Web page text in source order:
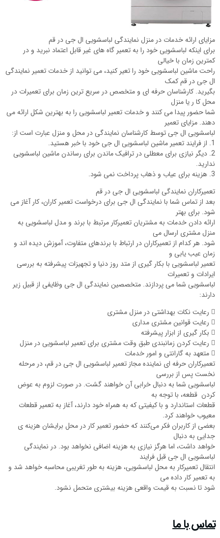
مزایای ارائه خدمات در منزل نمایندگی لباسشویی ال جی در قم
برای اینکه لباسشویی خود را به تعمیر گاه های غیر قابل اعتماد نبرید و در
کمترین زمان با خیالی
راحت ماشین لباسشویی خود را تعیر کنید، می توانید از خدمات تعمیر نمایندگی
ال جی در قم کمک
بگیرید. کارشناسان حرفه ای و متخصص در سریع ترین زمان برای تعمیرات در
محل کا ر یا منزل
شما حضور پیدا می کنند و خدمات تعمیر لباسشویی را به بهترین شکل ارائه می
دهند. مزایای تعمیر
لباسشویی ال جی توسط کارشناسان نمایندگی در محل و منزل عبارت است از:
1. از فرایند تعمیر ماشین لباسشویی ال جی خود با خبر هستید.
2. دیگر نیازی برای معطلی در ترافیک ماندن برای رساندن ماشین لباسشویی
ندارید.
3. هزینه برای عیاب و ذهاب پرداخت نمی شود.
تعمیرکاران نمایندگی لباسشویی ال جی در قم
بعد از تماس شما با نمایندگی ال جی برای درخواست تعمیر کاران، کار آغاز می
شود. برای بهتر
ارائه دادن خدمات به مشتریان تعمیرکار مرتبط با برند و مدل لباسشویی به
منزل مشتری ارسال می
شود. هر کدام از تعمیرکاران در ارتباط با برندهای متفاوت، آموزش دیده اند و
زمان عیب یابی و
تعمیر لباسشویی با بکار گیری از متد روز دنیا و تجهیزات پیشرفته به بررسی
ایرادات و تعمیرات
لباسشویی شما می پردازند. متخصصین نمایندگی ال جی وظایفی از قبیل زیر
دارند:
 رعایت نکات بهداشتی در منزل مشتری
 رعایت قوانین مشتری مداری
 بکار گیری از ابزار پیشرفته
 رعایت کردن زمانبندی طبق وقت مشتری برای تعمیر لباسشویی در منزل
 متعهد به گارانتی و امور خدمات
تعمیرکاران حرفه ای نماینده مجاز تعمیر لباسشویی ال جی در قم، در مرحله
نخست پس از بررسی
لباسشویی شما به دنبال خرابی آن خواهند گشت. در صورت لزوم به عوض
کردن قطعه، با توجه به
قطعات استاندارد و با کیفیتی که به همراه خود دارند، آغاز به تعمیر قطعات
معیوب خواهند کرد.
بعضی از کاربران فکر می‌کنند که حضور تعمیر کار در محل برایشان هزینه ی
جدایی به دنبال
خواهد داشت، اما هرگز نیازی به هزینه اضافی نخواهد بود. در نمایندگی
لباسشویی ال جی قبل فرایند
انتقال تعمیرکار به محل لباسشویی، هزینه به طور تغریبی محاسبه خواهد شد و
به تعمیر کار داده می
شود تا نسبت به قیمت واقعی هزینه بیشتری متحمل نشود.
تماس با ما